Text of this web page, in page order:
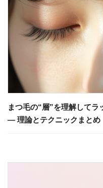
まつ毛の“層”を理解して
— 理論とテクニックまとめ